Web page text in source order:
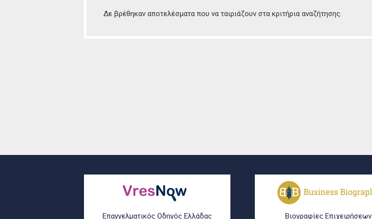
Δε βρέθηκαν αποτελέσματα που να ταιριάζουν στα κριτήρια αναζήτησης.
Επαγγελματικός Οδηγός Ελλάδας Βιογραφίες Επιχειρήσεων